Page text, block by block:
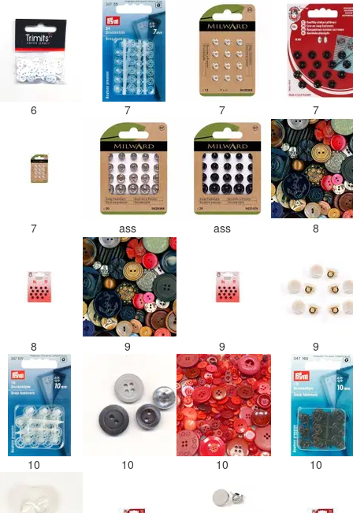
6 7 7 7
7 ass ass 8
8 9 9 9
10 10 10 10